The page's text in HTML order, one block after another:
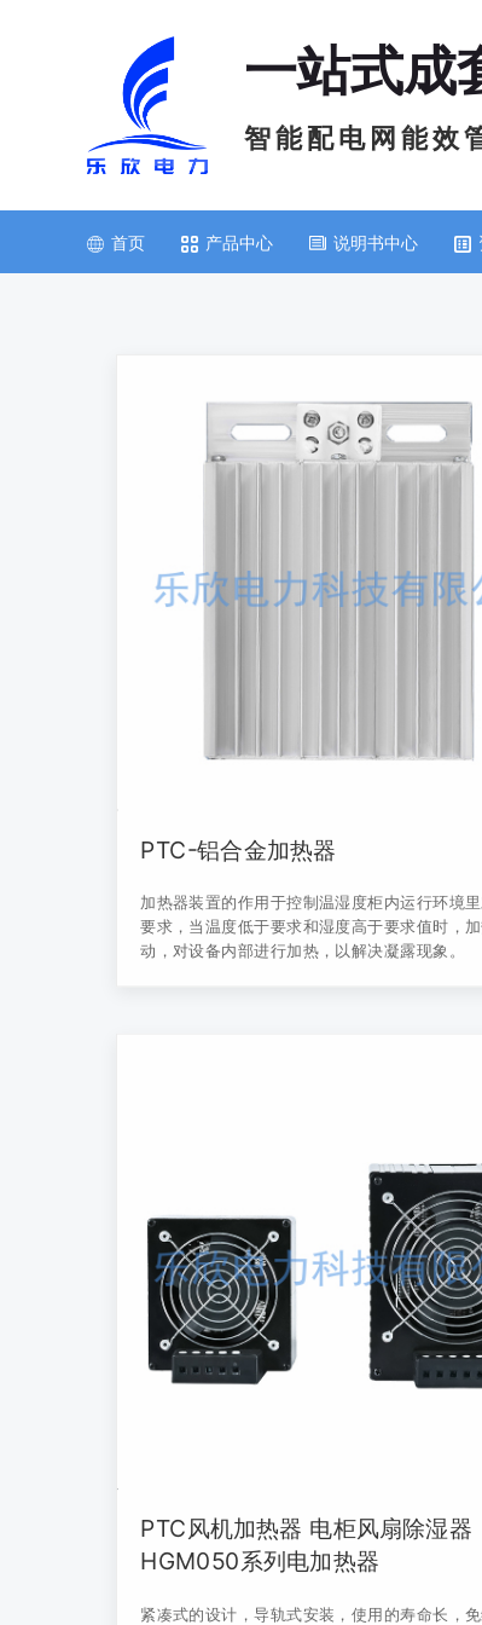
一站式成
智 能 配 电 网 能 效
首页 产品中心 说明书中心
PTC-铝合金加热器
加热器装置的作用于控制温湿度柜内运行环境
要求，当温度低于要求和湿度高于要求值时，
动，对设备内部进行加热，以解决凝露现象。
PTC风机加热器 电柜风扇除湿器
HGM050系列电加热器
紧凑式的设计，导轨式安装，使用的寿命长，